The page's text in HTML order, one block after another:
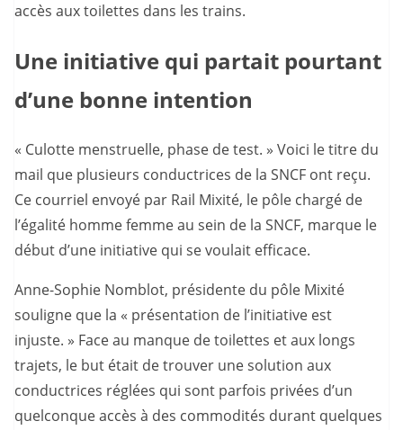
accès aux toilettes dans les trains.
Une initiative qui partait pourtant
d’une bonne intention
« Culotte menstruelle, phase de test. » Voici le titre du
mail que plusieurs conductrices de la SNCF ont reçu.
Ce courriel envoyé par Rail Mixité, le pôle chargé de
l’égalité homme femme au sein de la SNCF, marque le
début d’une initiative qui se voulait efficace.
Anne-Sophie Nomblot, présidente du pôle Mixité
souligne que la « présentation de l’initiative est
injuste. » Face au manque de toilettes et aux longs
trajets, le but était de trouver une solution aux
conductrices réglées qui sont parfois privées d’un
quelconque accès à des commodités durant quelques